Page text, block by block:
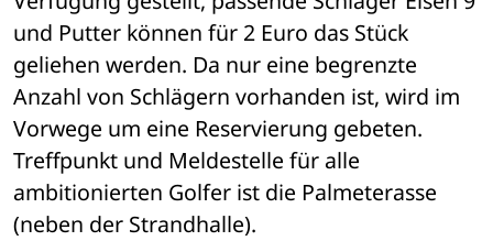
und Putter können für 2 Euro das Stück
geliehen werden. Da nur eine begrenzte
Anzahl von Schlägern vorhanden ist, wird im
Vorwege um eine Reservierung gebeten.
Treffpunkt und Meldestelle für alle
ambitionierten Golfer ist die Palmeterasse
(neben der Strandhalle).